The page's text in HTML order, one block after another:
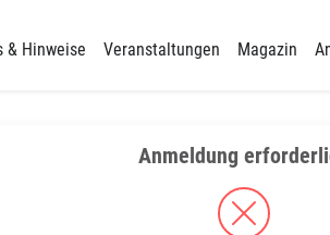
& Hinweise Veranstaltungen Magazin
Anmeldung